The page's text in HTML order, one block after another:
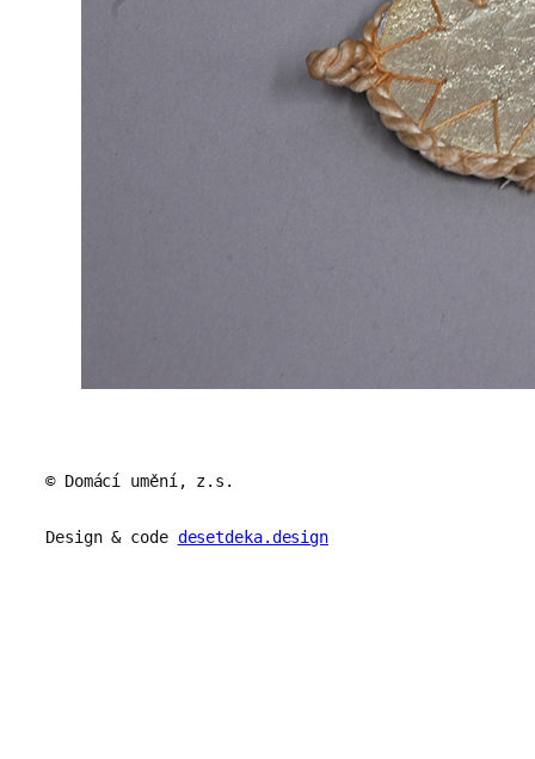
© Domácí umění, z.s.
Design & code desetdeka.design